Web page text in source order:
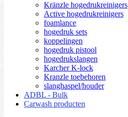
Kränzle hogedrukreinigers
Active hogedrukreinigers
foamlance
hogedruk sets
koppelingen
hogedruk pistool
hogedrukslangen
Karcher K-lock
Kranzle toebehoren
slanghaspel/houder
ADBL - Bulk
Carwash producten